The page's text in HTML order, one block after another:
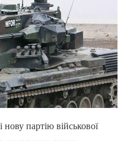
партію військової